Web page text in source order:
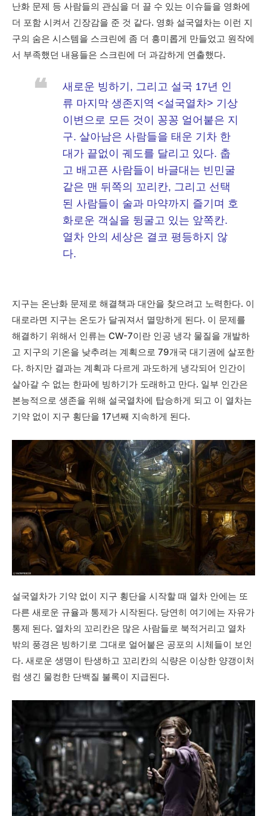
난화 문제 등 사람들의 관심을 더 끌 수 있는 이슈들을 영화에
더 포함 시켜서 긴장감을 준 것 같다. 영화 설국열차는 이런 지
구의 숨은 시스템을 스크린에 좀 더 흥미롭게 만들었고 원작에
서 부족했던 내용들은 스크린에 더 과감하게 연출했다.
❝
새로운 빙하기, 그리고 설국 17년 인
류 마지막 생존지역 <설국열차> 기상
이변으로 모든 것이 꽁꽁 얼어붙은 지
구. 살아남은 사람들을 태운 기차 한
대가 끝없이 궤도를 달리고 있다. 춥
고 배고픈 사람들이 바글대는 빈민굴
같은 맨 뒤쪽의 꼬리칸, 그리고 선택
된 사람들이 술과 마약까지 즐기며 호
화로운 객실을 뒹굴고 있는 앞쪽칸.
열차 안의 세상은 결코 평등하지 않
다.
지구는 온난화 문제로 해결책과 대안을 찾으려고 노력한다. 이
대로라면 지구는 온도가 달궈져서 멸망하게 된다. 이 문제를
해결하기 위해서 인류는 CW-7이란 인공 냉각 물질을 개발하
고 지구의 기온을 낮추려는 계획으로 79개국 대기권에 살포한
다. 하지만 결과는 계획과 다르게 과도하게 냉각되어 인간이
살아갈 수 없는 한파에 빙하기가 도래하고 만다. 일부 인간은
본능적으로 생존을 위해 설국열차에 탑승하게 되고 이 열차는
기약 없이 지구 횡단을 17년째 지속하게 된다.
설국열차가 기약 없이 지구 횡단을 시작할 때 열차 안에는 또
다른 새로운 규율과 통제가 시작된다. 당연히 여기에는 자유가
통제 된다. 열차의 꼬리칸은 많은 사람들로 북적거리고 열차
밖의 풍경은 빙하기로 그대로 얼어붙은 공포의 시체들이 보인
다. 새로운 생명이 탄생하고 꼬리칸의 식량은 이상한 양갱이처
럼 생긴 물컹한 단백질 불록이 지급된다.